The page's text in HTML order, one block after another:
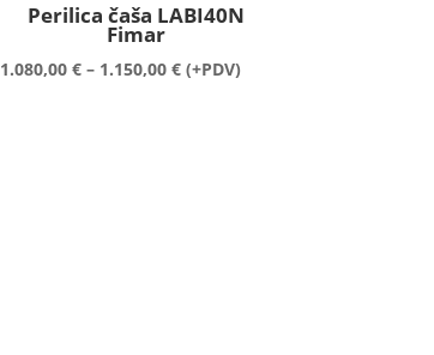
Perilica čaša LABI40N
Fimar
1.080,00€ – 1.150,00€Raspon
(+PDV)